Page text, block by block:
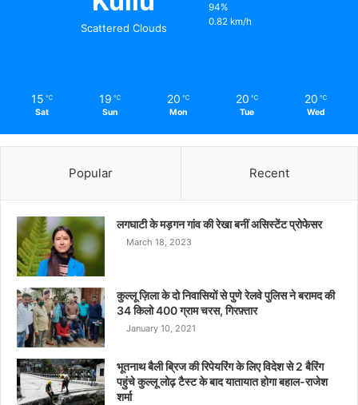
Scattered Clouds
94%
0.82 km/h
15 ℃
Sat
19 ℃
Sun
20 ℃
Mon
20 ℃
Tue
20 ℃
Wed
Popular Recent
लगघाटी के मड़गन गांव की रेखा बनीं असिस्टेंट प्रोफेसर
March 18, 2023
कुल्लू ज़िला के दो निवासियों से पुणे रेलवे पुलिस ने बरामद की
34 किलो 400 ग्राम चरस, गिरफ़्तार
January 10, 2021
भूतनाथ बैली ब्रिज की रिपेयरिंग के लिए विदेश से 2 बैरिंग
पहुंचे कुल्लू लोढ़ टैस्ट के बाद यातायात होगा बहाल-राजेश
शर्मा